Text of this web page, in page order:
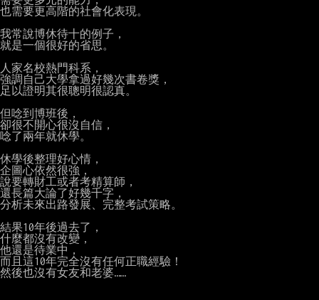
也需要更高階的社會化表現。
我常說博休待十的例子，
就是一個很好的省思。
人家名校熱門科系，
強調自己大學拿過好幾次書卷獎，
足以證明其很聰明很認真。
但唸到博班後，
卻很不開心很沒自信，
唸了兩年就休學。
休學後整理好心情，
企圖心依然很強，
說要轉財工或者考精算師，
還長篇大論了好幾千字，
分析未來出路發展、完整考試策略。
結果10年後過去了，
什麼都沒有改變，
他還是待業中，
而且這10年完全沒有任何正職經驗！
然後也沒有女友和老婆……